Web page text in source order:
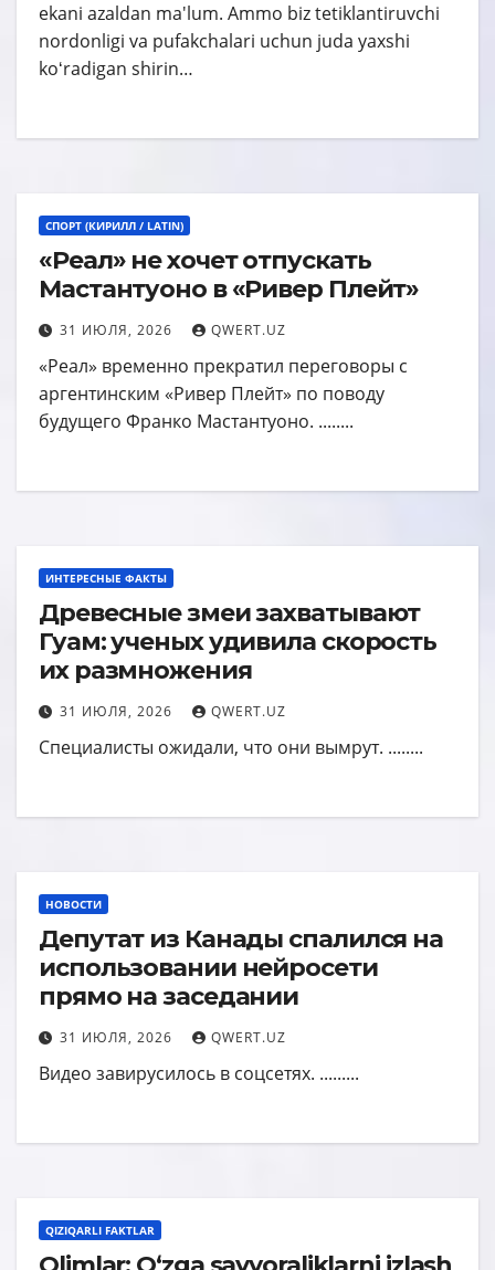
ekani azaldan ma'lum. Ammo biz tetiklantiruvchi
nordonligi va pufakchalari uchun juda yaxshi
koʻradigan shirin…
СПОРТ (КИРИЛЛ / LATIN)
«Реал» не хочет отпускать
Мастантуоно в «Ривер Плейт»
31 ИЮЛЯ, 2026 QWERT.UZ
«Реал» временно прекратил переговоры с
аргентинским «Ривер Плейт» по поводу
будущего Франко Мастантуоно. ........
ИНТЕРЕСНЫЕ ФАКТЫ
Древесные змеи захватывают
Гуам: ученых удивила скорость
их размножения
31 ИЮЛЯ, 2026 QWERT.UZ
Специалисты ожидали, что они вымрут. ........
НОВОСТИ
Депутат из Канады спалился на
использовании нейросети
прямо на заседании
31 ИЮЛЯ, 2026 QWERT.UZ
Видео завирусилось в соцсетях. .........
QIZIQARLI FAKTLAR